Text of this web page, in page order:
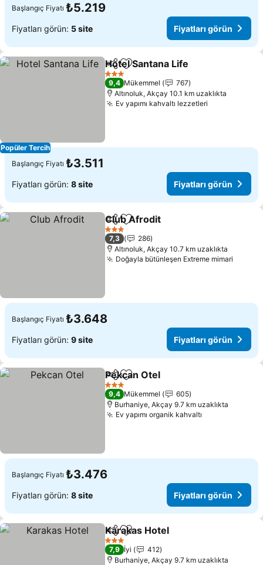
Başlangıç Fiyatı ₺5.219
Fiyatları görün: 5 site Fiyatları görün
Popüler Tercih
PaylaşFavorilerime ekle
Hotel Santana Life
3 Yıldız
9,4 Mükemmel
767
Altınoluk, Akçay 10.1 km uzaklıkta
Ev yapımı kahvaltı lezzetleri
Başlangıç Fiyatı ₺3.511
Fiyatları görün: 8 site Fiyatları görün
PaylaşFavorilerime ekle
Club Afrodit
3 Yıldız
7,3
286
Altınoluk, Akçay 10.7 km uzaklıkta
Doğayla bütünleşen Extreme mimari
Başlangıç Fiyatı ₺3.648
Fiyatları görün: 9 site Fiyatları görün
PaylaşFavorilerime ekle
Pekcan Otel
3 Yıldız
9,4 Mükemmel
605
Burhaniye, Akçay 9.7 km uzaklıkta
Ev yapımı organik kahvaltı
Başlangıç Fiyatı ₺3.476
Fiyatları görün: 8 site Fiyatları görün
PaylaşFavorilerime ekle
Karakas Hotel
3 Yıldız
7,9 İyi
412
Burhaniye, Akçay 9.7 km uzaklıkta